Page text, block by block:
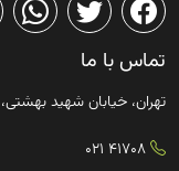
تماس با ما
تهران، خیابان شهید بهشتی،
41708 021